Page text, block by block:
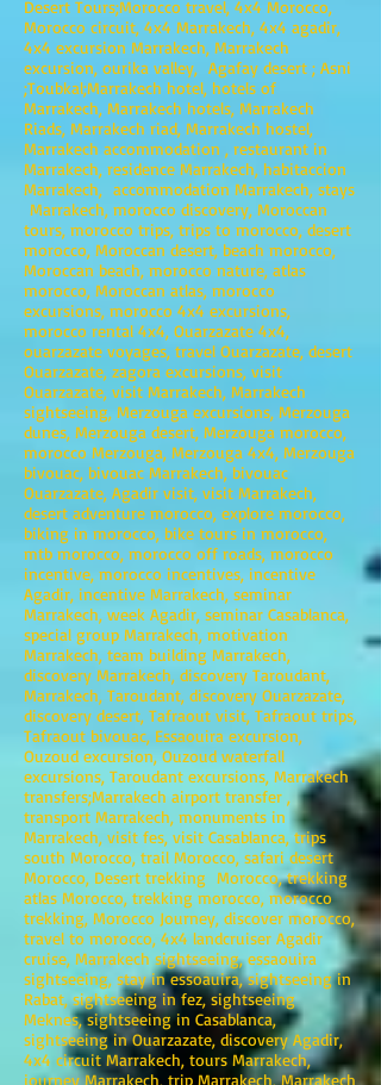
Desert Tours;Morocco travel, 4x4 Morocco,
Morocco circuit, 4x4 Marrakech, 4x4 agadir,
4x4 excursion Marrakech, Marrakech
excursion, ourika valley, Agafay desert ; Asni
;Toubkal;Marrakech hotel, hotels of
Marrakech, Marrakech hotels, Marrakech
Riads, Marrakech riad, Marrakech hostel,
Marrakech accommodation , restaurant in
Marrakech, residence Marrakech, habitaccion
Marrakech, accommodation Marrakech, stays
Marrakech, morocco discovery, Moroccan
tours, morocco trips, trips to morocco, desert
morocco, Moroccan desert, beach morocco,
Moroccan beach, morocco nature, atlas
morocco, Moroccan atlas, morocco
excursions, morocco 4x4 excursions,
morocco rental 4x4, Ouarzazate 4x4,
ouarzazate voyages, travel Ouarzazate, desert
Ouarzazate, zagora excursions, visit
Ouarzazate, visit Marrakech, Marrakech
sightseeing, Merzouga excursions, Merzouga
dunes, Merzouga desert, Merzouga morocco,
morocco Merzouga, Merzouga 4x4, Merzouga
bivouac, bivouac Marrakech, bivouac
Ouarzazate, Agadir visit, visit Marrakech,
desert adventure morocco, explore morocco,
biking in morocco, bike tours in morocco,
mtb morocco, morocco off roads, morocco
incentive, morocco incentives, incentive
Agadir, incentive Marrakech, seminar
Marrakech, week Agadir, seminar Casablanca,
special group Marrakech, motivation
Marrakech, team building Marrakech,
discovery Marrakech, discovery Taroudant,
Marrakech, Taroudant, discovery Ouarzazate,
discovery desert, Tafraout visit, Tafraout trips,
Tafraout bivouac, Essaouira excursion,
Ouzoud excursion, Ouzoud waterfall
excursions, Taroudant excursions, Marrakech
transfers;Marrakech airport transfer ,
transport Marrakech, monuments in
Marrakech, visit fes, visit Casablanca, trips
south Morocco, trail Morocco, safari desert
Morocco, Desert trekking Morocco, trekking
atlas Morocco, trekking morocco, morocco
trekking, Morocco Journey, discover morocco,
travel to morocco, 4x4 landcruiser Agadir
cruise, Marrakech sightseeing, essaouira
sightseeing, stay in essoauira, sightseeing in
Rabat, sightseeing in fez, sightseeing
Meknes, sightseeing in Casablanca,
sightseeing in Ouarzazate, discovery Agadir,
4x4 circuit Marrakech, tours Marrakech,
journey Marrakech, trip Marrakech, Marrakech